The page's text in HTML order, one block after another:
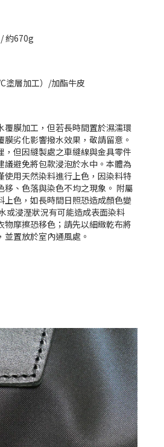
約670g
塗層加工）/加酯牛皮
覆膜加工，但若長時間置於濕濡環
劣化影響撥水效果，敬請留意。
，但因縫製處之車縫線與金具零件
議避免將包款浸泡於水中。本體為
使用天然染料進行上色，因染料特
移、色落與染色不均之現象。 附屬
上色，如長時間日照恐造成顏色變
或浸溼狀況有可能造成表面染料
物摩擦恐移色；請先以細緻乾布將
置放於室內通風處。